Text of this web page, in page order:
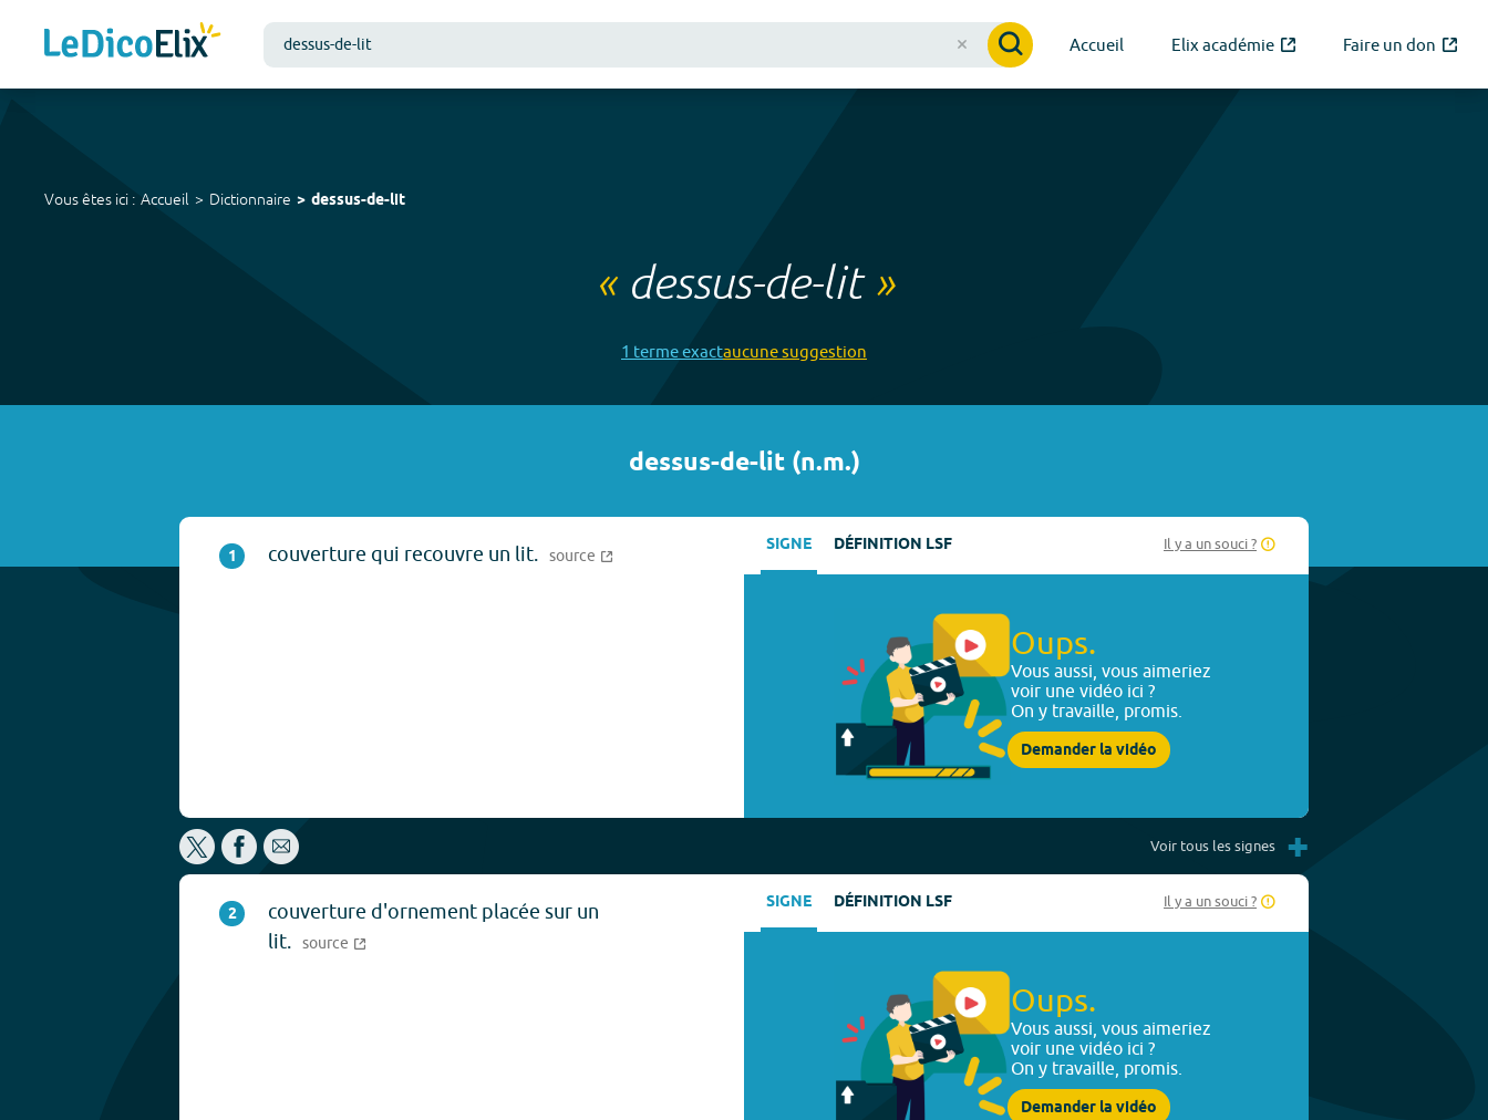
Accueil Elix académie Faire un don
Vous êtes ici : Accueil Dictionnaire dessus-de-lit
« dessus-de-lit»
1 termeexactaucunesuggestion
dessus-de-lit(n.m.)
1 couverture qui recouvre un lit. source SIGNE DÉFINITION LSF Il y a un souci ?
Oups.
Vous aussi, vous aimeriez
voir une vidéo ici ?
On y travaille, promis.
Demander la vidéo
Voir tous les signes +
2
couverture d'ornement placée sur un
lit. source
SIGNE DÉFINITION LSF Il y a un souci ?
Oups.
Vous aussi, vous aimeriez
voir une vidéo ici ?
On y travaille, promis.
Demander la vidéo